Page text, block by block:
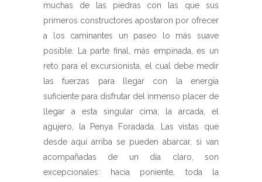
muchas de las piedras con las que sus
primeros constructores apostaron por ofrecer
a los caminantes un paseo lo más suave
posible. La parte final, más empinada, es un
reto para el excursionista, el cual debe medir
las fuerzas para llegar con la energía
suficiente para disfrutar del inmenso placer de
llegar a esta singular cima; la arcada, el
agujero, la Penya Foradada. Las vistas que
desde aquí arriba se pueden abarcar, si van
acompañadas de un día claro, son
excepcionales: hacia poniente, toda la